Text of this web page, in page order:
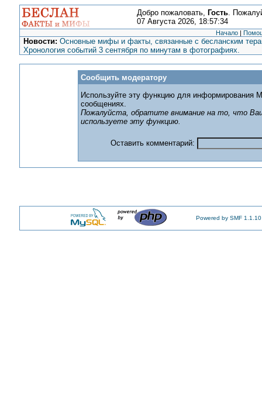
Добро пожаловать, Гость.
07 Августа 2026, 18:57:34
Начало |
Новости: Основные мифы и факты, связанные с бесланским
Хронология событий 3 сентября по минутам в фотографиях.
Сообщить модератору
Используйте эту функцию для информирования
сообщениях.
Пожалуйста, обратите внимание на то, что
используете эту функцию.
Оставить комментарий:
Powered by SMF 1.1.10